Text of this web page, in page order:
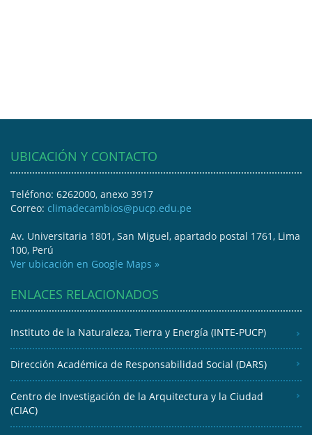
UBICACIÓN Y CONTACTO
Teléfono: 6262000, anexo 3917
Correo: climadecambios@pucp.edu.pe
Av. Universitaria 1801, San Miguel, apartado postal 1761, Lima
100, Perú
Ver ubicación en Google Maps »
ENLACES RELACIONADOS
Instituto de la Naturaleza, Tierra y Energía (INTE-PUCP)
Dirección Académica de Responsabilidad Social (DARS)
Centro de Investigación de la Arquitectura y la Ciudad
(CIAC)